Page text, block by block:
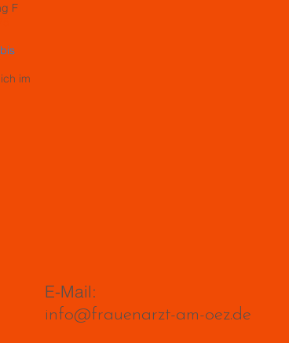
F
im
E-Mail:
info@frauenarzt-am-oez.de